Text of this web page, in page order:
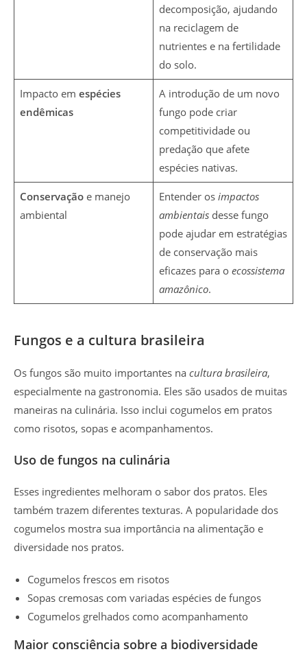
decomposição, ajudando
na reciclagem de
nutrientes e na fertilidade
do solo.
Impacto em espécies
endêmicas
A introdução de um novo
fungo pode criar
competitividade ou
predação que afete
espécies nativas.
Conservaçãoe manejo
ambiental
Entender os impactos
ambientaisdesse fungo
pode ajudar em estratégias
de conservação mais
eficazes para o ecossistema
amazônico.
Fungos e a cultura brasileira
Os fungos são muito importantes na cultura brasileira,
especialmente na gastronomia. Eles são usados de muitas
maneiras na culinária. Isso inclui cogumelos em pratos
como risotos, sopas e acompanhamentos.
Uso de fungos na culinária
Esses ingredientes melhoram o sabor dos pratos. Eles
também trazem diferentes texturas. A popularidade dos
cogumelos mostra sua importância na alimentação e
diversidade nos pratos.
Cogumelos frescos em risotos
Sopas cremosas com variadas espécies de fungos
Cogumelos grelhados como acompanhamento
Maior consciência sobre a biodiversidade